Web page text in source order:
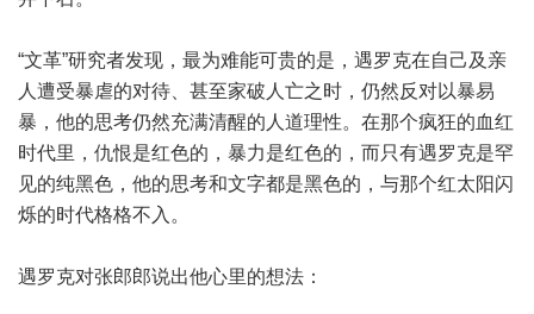
“文革”研究者发现，最为难能可贵的是，遇罗克在自己及亲
人遭受暴虐的对待、甚至家破人亡之时，仍然反对以暴易
暴，他的思考仍然充满清醒的人道理性。在那个疯狂的血红
时代里，仇恨是红色的，暴力是红色的，而只有遇罗克是罕
见的纯黑色，他的思考和文字都是黑色的，与那个红太阳闪
烁的时代格格不入。
遇罗克对张郎郎说出他心里的想法：